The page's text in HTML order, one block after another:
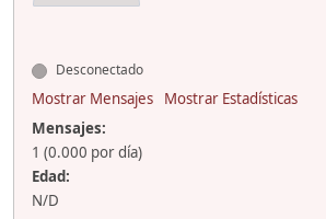
Desconectado
Mostrar Mensajes
Mostrar Estadísticas
Mensajes:
1 (0.000 por día)
Edad:
N/D